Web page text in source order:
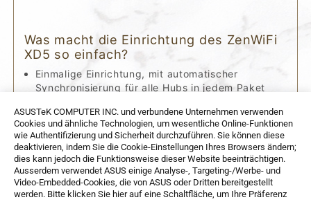
ASUSTeK COMPUTER INC. und verbundene Unternehmen verwenden
Cookies und ähnliche Technologien, um wesentliche Online-Funktionen
wie Authentifizierung und Sicherheit durchzuführen. Sie können diese
deaktivieren, indem Sie die Cookie-Einstellungen Ihres Browsers ändern;
dies kann jedoch die Funktionsweise dieser Website beeinträchtigen.
Ausserdem verwendet ASUS einige Analyse-, Targeting-/Werbe- und
Video-Embedded-Cookies, die von ASUS oder Dritten bereitgestellt
werden. Bitte klicken Sie hier auf eine Schaltfläche, um Ihre Präferenz
Was macht die Einrichtung des ZenWiFi
XD5 so einfach?
Einmalige Einrichtung, mit automatischer
Synchronisierung für alle Hubs in jedem Paket
mit dem WAN-Anschluss eines XD5 zu verbinden.
Ein ZenWiFi XD5 wird der AiMesh-Router sein, und
die beiden anderen ZenWiFi XD5 werden die
AiMesh-Knoten sein.